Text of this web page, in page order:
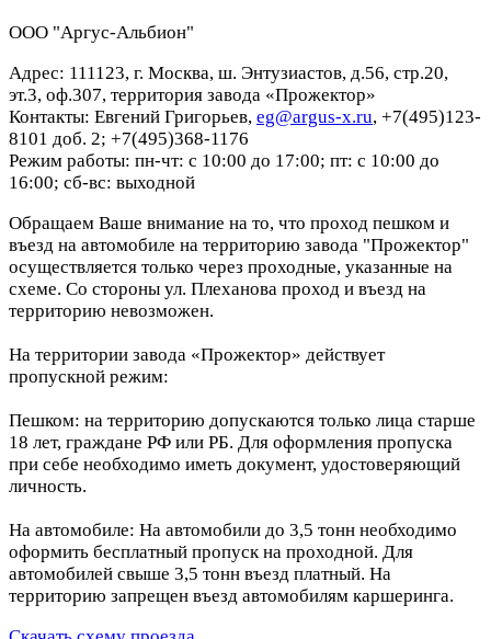
ООО "Аргус-Альбион"
Адрес: 111123, г. Москва, ш. Энтузиастов, д.56, стр.20,
эт.3, оф.307, территория завода «Прожектор»
Контакты: Евгений Григорьев, eg@argus-x.ru, +7(495)123-
8101 доб. 2; +7(495)368-1176
Режим работы: пн-чт: с 10:00 до 17:00; пт: с 10:00 до
16:00; сб-вс: выходной
Обращаем Ваше внимание на то, что проход пешком и
въезд на автомобиле на территорию завода "Прожектор"
осуществляется только через проходные, указанные на
схеме. Со стороны ул. Плеханова проход и въезд на
территорию невозможен.
На территории завода «Прожектор» действует
пропускной режим:
Пешком: на территорию допускаются только лица старше
18 лет, граждане РФ или РБ. Для оформления пропуска
при себе необходимо иметь документ, удостоверяющий
личность.
На автомобиле: На автомобили до 3,5 тонн необходимо
оформить бесплатный пропуск на проходной. Для
автомобилей свыше 3,5 тонн въезд платный. На
территорию запрещен въезд автомобилям каршеринга.